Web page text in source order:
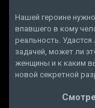
Нашей героине
впавшего в кому
реальность.
задачей, может ли
женщины и к каким
новой секретной